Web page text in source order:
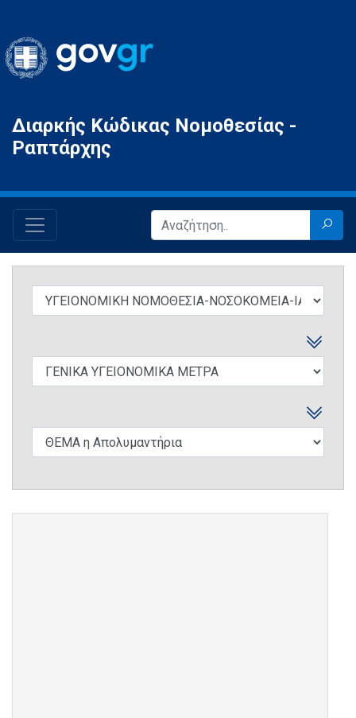
Gov.gr
Διαρκής Κώδικας Νομοθεσίας -
Ραπτάρχης